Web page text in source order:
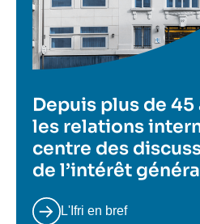
Depuis plus de 45
les relations
centre des
de l’intérêt
L'Ifri en bref